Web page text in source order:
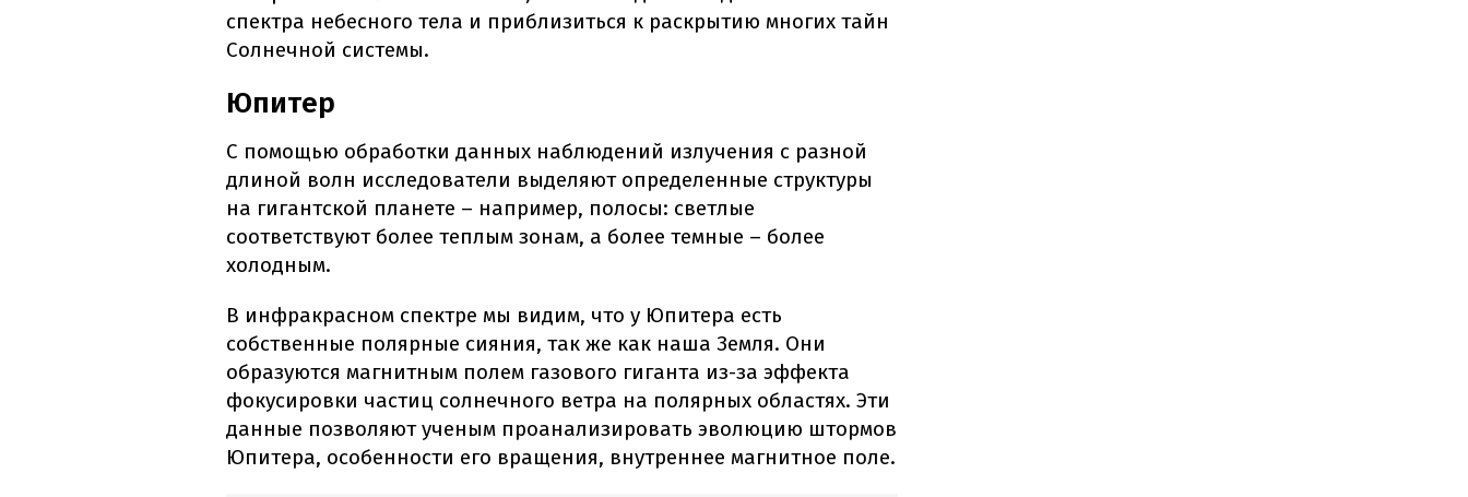
спектра небесного тела и приблизиться к раскрытию многих тайн
Солнечной системы.
Юпитер
С помощью обработки данных наблюдений излучения с разной
длиной волн исследователи выделяют определенные структуры
на гигантской планете – например, полосы: светлые
соответствуют более теплым зонам, а более темные – более
холодным.
В инфракрасном спектре мы видим, что у Юпитера есть
собственные полярные сияния, так же как наша Земля. Они
образуются магнитным полем газового гиганта из-за эффекта
фокусировки частиц солнечного ветра на полярных областях. Эти
данные позволяют ученым проанализировать эволюцию штормов
Юпитера, особенности его вращения, внутреннее магнитное поле.